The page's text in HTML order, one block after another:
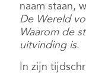
naam staan,
De Wereld
Waarom de
uitvinding is.
In zijn